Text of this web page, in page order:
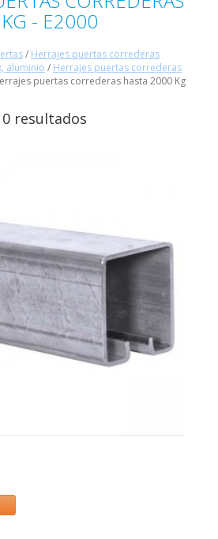
- E2000
/ Herrajes puertas correderas
aluminio / Herrajes puertas correderas
puertas correderas hasta 2000 Kg
resultados